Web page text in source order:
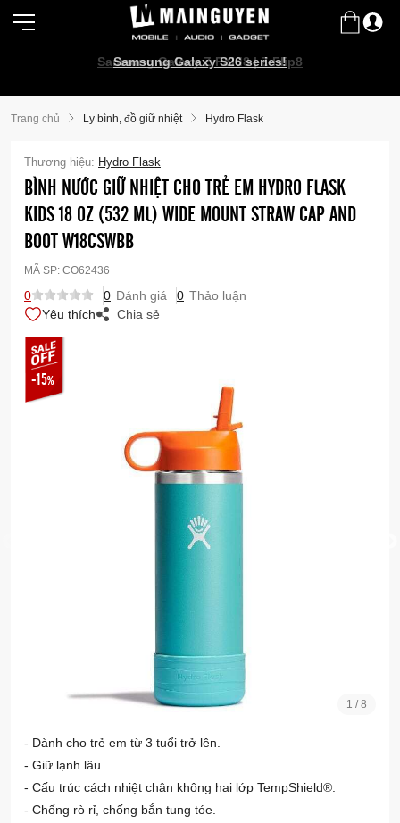
Samsung Galaxy S26 series!
Samsung Galaxy Z Fold8 | Z Flip8
Trang chủ Ly bình, đồ giữ nhiệt Hydro Flask
Thương hiệu: Hydro Flask
BÌNH NƯỚC GIỮ NHIỆT CHO TRẺ EM HYDRO FLASK
KIDS 18 OZ (532 ML) WIDE MOUNT STRAW CAP AND
BOOT W18CSWBB
MÃ SP: CO62436
0 0 Đánh giá 0 Thảo luận
Yêu thích
Chia sẻ
-15%
1 /8
- Dành cho trẻ em từ 3 tuổi trở lên.
- Giữ lạnh lâu.
- Cấu trúc cách nhiệt chân không hai lớp TempShield®️.
- Chống rò rỉ, chống bắn tung tóe.